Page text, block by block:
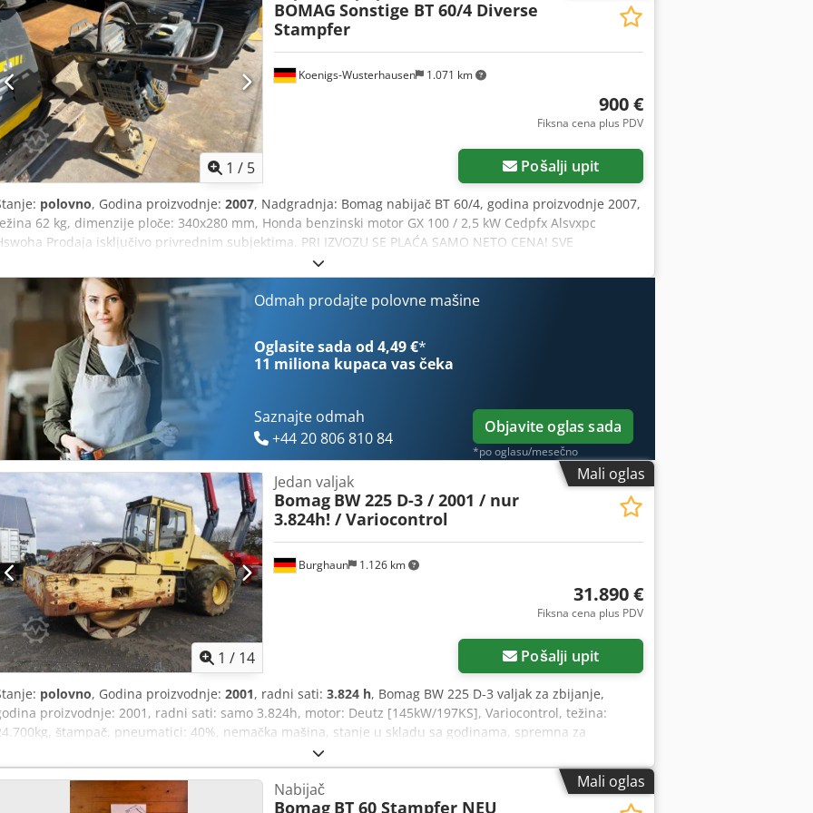
1 / 5
Koenigs-Wusterhausen 1.071 km
BOMAG Sonstige BT 60/4 Diverse
Stampfer
900 €
Fiksna cena plus PDV
Pošalji upit
polovno, Godina proizvodnje: 2007, Nadgradnja: Bomag nabijač BT 60/4, godina proizvodnje 2007,
62 kg, dimenzije ploče: 340x280 mm, Honda benzinski motor GX 100 / 2,5 kW Cedpfx Alsvxpc
Prodaja isključivo privrednim subjektima. PRI IZVOZU SE PLAĆA SAMO NETO CENA! SVE
INFORMACIJE BEZ GARANCIJE, UKLJ. OPREMU I PRIBOR. Osnov svih kupoprodajnih ugovora, faktura,
narudžbina i prodajnih razgovora su naši Opšti uslovi poslovanja (vidi Impressum).
Odmah prodajte polovne mašine
Oglasite sada od 4,49 €*
11 miliona kupaca vas čeka
Saznajte odmah
+44 20 806 810 84
Objavite oglas sada
*po oglasu/mesečno
Mali oglas
1 / 14
Burghaun 1.126 km
Jedan valjak
Bomag BW 225 D-3 / 2001 / nur
3.824h! / Variocontrol
31.890 €
Fiksna cena plus PDV
Pošalji upit
polovno, Godina proizvodnje: 2001, radni sati: 3.824 h, Bomag BW 225 D-3 valjak za zbijanje,
proizvodnje: 2001, radni sati: samo 3.824h, motor: Deutz [145kW/197KS], Variocontrol, težina:
štampač, pneumatici: 40%, nemačka mašina, stanje u skladu sa godinama, spremna za
upotrebu Chedpfezpdhzsx Alwoa Na zahtev možemo Vam ponuditi leasing ili finansiranje. Gospodin
(tel.) Vam je na raspolaganju za dodatne informacije. Više informacija možete pronaći na našem
sajtu. Greške i prethodna prodaja su mogući! Iznajmljivanje je moguće. = Dodatne informacije = Obratite
se Tobiasu Ebertu za više informacija.
Mali oglas
Nabijač
Bomag BT 60 Stampfer NEU